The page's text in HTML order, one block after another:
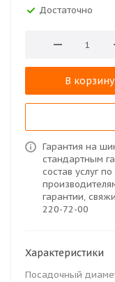
Достаточно
В корзину
Гарантия на
стандартным
состав услуг
гарантии,
220-72-00
Характеристики
Посадочный